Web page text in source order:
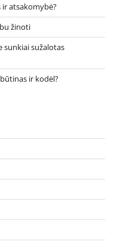
ir atsakomybė?
žinoti
sunkiai sužalotas
ir kodėl?